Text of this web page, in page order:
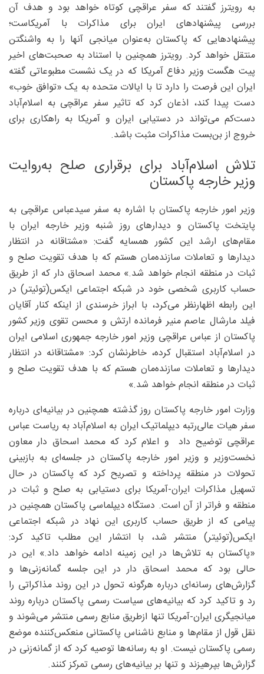
به رویترز گفتند که سفر عراقچی کوتاه خواهد بود و هدف آن
بررسی پیشنهادهای ایران برای مذاکرات با آمریکاست؛
پیشنهادهایی که پاکستان به‌عنوان میانجی آنها را به واشنگتن
منتقل خواهد کرد. رویترز همچنین با استناد به صحبت‌های اخیر
پیت هگست وزیر دفاع آمریکا که در یک نشست مطبوعاتی گفته
ایران این فرصت را دارد تا با ایالات متحده به یک «توافق خوب»
دست پیدا کند، اذعان کرد که تاثیر سفر عراقچی به اسلام‌آباد
دست‌کم می‌تواند در دستیابی ایران و آمریکا به راهکاری برای
خروج از بن‌بست مذاکرات مثبت باشد.
تلاش اسلام‌آباد برای برقراری صلح به‌روایت
وزیر خارجه پاکستان
وزیر امور خارجه پاکستان با اشاره به سفر سیدعباس عراقچی به
پایتخت پاکستان و دیدارهای روز شنبه وزیر خارجه ایران با
مقام‌های ارشد این کشور همسایه گفت: «مشتاقانه در انتظار
دیدارها و تعاملات سازنده‌مان هستم که با هدف تقویت صلح و
ثبات در منطقه انجام خواهد شد.» محمد اسحاق دار که از طریق
حساب کاربری شخصی خود در شبکه اجتماعی ایکس(توئیتر) در
این رابطه اظهارنظر می‌کرد، با ابراز خرسندی از اینکه کنار آقایان
فیلد مارشال عاصم منیر فرمانده ارتش و محسن تقوی وزیر کشور
پاکستان از عباس عراقچی وزیر امور خارجه جمهوری اسلامی ایران
در اسلام‌آباد استقبال کرده، خاطرنشان کرد: «مشتاقانه در انتظار
دیدارها و تعاملات سازنده‌مان هستم که با هدف تقویت صلح و
ثبات در منطقه انجام خواهد شد.»
وزارت امور خارجه پاکستان روز گذشته همچنین در بیانیه‌ای درباره
سفر هیات عالی‌رتبه دیپلماتیک ایران به اسلام‌آباد به ریاست عباس
عراقچی توضیح داد و اعلام کرد که محمد اسحاق دار معاون
نخست‌وزیر و وزیر امور خارجه پاکستان در جلسه‌ای به بازبینی
تحولات در منطقه پرداخته و تصریح کرد که پاکستان در حال
تسهیل مذاکرات ایران-آمریکا برای دستیابی به صلح و ثبات در
منطقه و فراتر از آن است. دستگاه دیپلماسی پاکستان همچنین در
پیامی که از طریق حساب کاربری این نهاد در شبکه اجتماعی
ایکس(توئیتر) منتشر شد، با انتشار این مطلب تاکید کرد:
«پاکستان به تلاش‌ها در این زمینه ادامه خواهد داد.» این در
حالی بود که محمد اسحاق دار در این جلسه گمانه‌زنی‌ها و
گزارش‌های رسانه‌ای درباره هرگونه تحول در این روند مذاکراتی را
رد و تاکید کرد که بیانیه‌های سیاست رسمی پاکستان درباره روند
میانجیگری ایران-آمریکا تنها ازطریق منابع رسمی منتشر می‌شوند و
نقل قول از مقام‌ها و منابع ناشناس پاکستانی منعکس‌کننده موضع
رسمی پاکستان نیست. او به رسانه‌ها توصیه کرد که از گمانه‌زنی در
گزارش‌ها بپرهیزند و تنها بر بیانیه‌های رسمی تمرکز کنند.